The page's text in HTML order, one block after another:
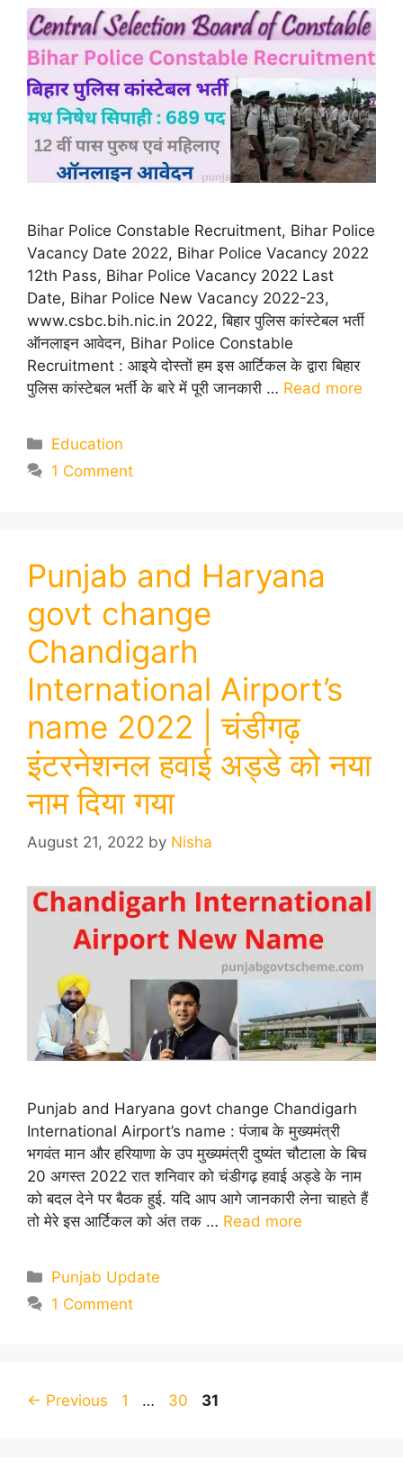
Bihar Police Constable Recruitment, Bihar Police
Vacancy Date 2022, Bihar Police Vacancy 2022
12th Pass, Bihar Police Vacancy 2022 Last
Date, Bihar Police New Vacancy 2022-23,
www.csbc.bih.nic.in 2022, बिहार पुलिस कांस्टेबल भर्ती
ऑनलाइन आवेदन, Bihar Police Constable
Recruitment : आइये दोस्तों हम इस आर्टिकल के द्वारा बिहार
पुलिस कांस्टेबल भर्ती के बारे में पूरी जानकारी … Read more
Categories
Education
1 Comment
Punjab and Haryana
govt change
Chandigarh
International Airport’s
name 2022 | चंडीगढ़
इंटरनेशनल हवाई अड्डे को नया
नाम दिया गया
August 21, 2022 by Nisha
Punjab and Haryana govt change Chandigarh
International Airport’s name : पंजाब के मुख्यमंत्री
भगवंत मान और हरियाणा के उप मुख्यमंत्री दुष्यंत चौटाला के बिच
20 अगस्त 2022 रात शनिवार को चंडीगढ़ हवाई अड्डे के नाम
को बदल देने पर बैठक हुई. यदि आप आगे जानकारी लेना चाहते हैं
तो मेरे इस आर्टिकल को अंत तक … Read more
Categories
Punjab Update
1 Comment
← Previous Page
1 … Page
30 Page
31